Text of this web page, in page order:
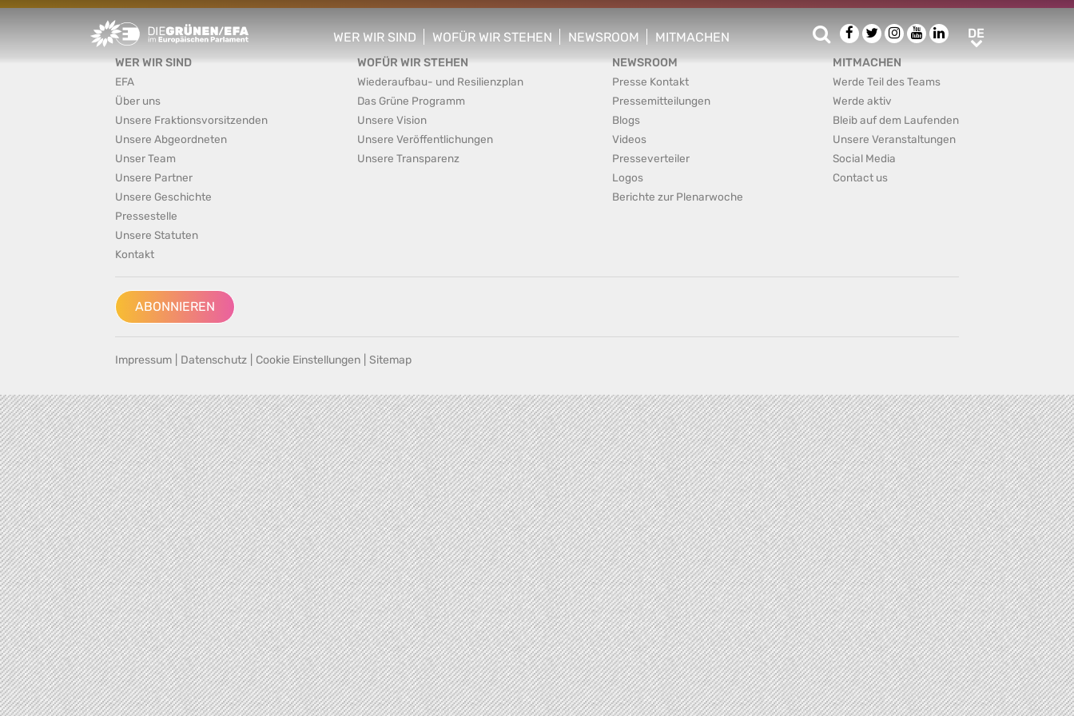
Greens/EFA Home
WER WIR SIND
show/hide sub menu
WOFÜR WIR STEHEN
show/hide sub menu
NEWSROOM
show/hide sub menu
MITMACHEN
show/hide sub menu
SucheFacebook
TwitterInstagram
YoutubeLinkedIn
DEDE
WER WIR SIND
EFA
Über uns
Unsere Fraktionsvorsitzenden
Unsere Abgeordneten
Unser Team
Unsere Partner
Unsere Geschichte
Pressestelle
Unsere Statuten
Kontakt
WOFÜR WIR STEHEN
Wiederaufbau- und Resilienzplan
Das Grüne Programm
Unsere Vision
Unsere Veröffentlichungen
Unsere Transparenz
NEWSROOM
Presse Kontakt
Pressemitteilungen
Blogs
Videos
Presseverteiler
Logos
Berichte zur Plenarwoche
MITMACHEN
Werde Teil des Teams
Werde aktiv
Bleib auf dem Laufenden
Unsere Veranstaltungen
Social Media
Contact us
ABONNIEREN
Impressum Datenschutz Cookie Einstellungen Sitemap